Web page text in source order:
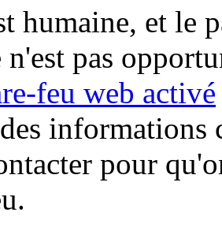
humaine, et le
n'est pas
feu web activé
informations
pour